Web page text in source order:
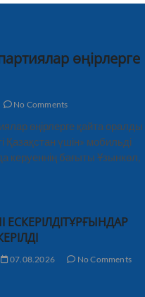
өңірлерге
No Comments
өңірлерге қайта оралды
Қазақстан үшін» мобильді
керуеннің бағыты Ұзынкөл,
ЕСКЕРІЛДІТҰРҒЫНДАР
07.08.2026 No Comments